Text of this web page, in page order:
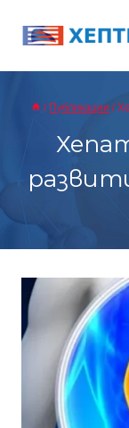
съдържанието
/ Публикации /